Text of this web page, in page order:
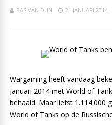
BAS VAN DUN 21 JANUARI 2014
Wargaming heeft vandaag
januari 2014 met World of
behaald. Maar liefst 1.114.000
World of Tanks op de